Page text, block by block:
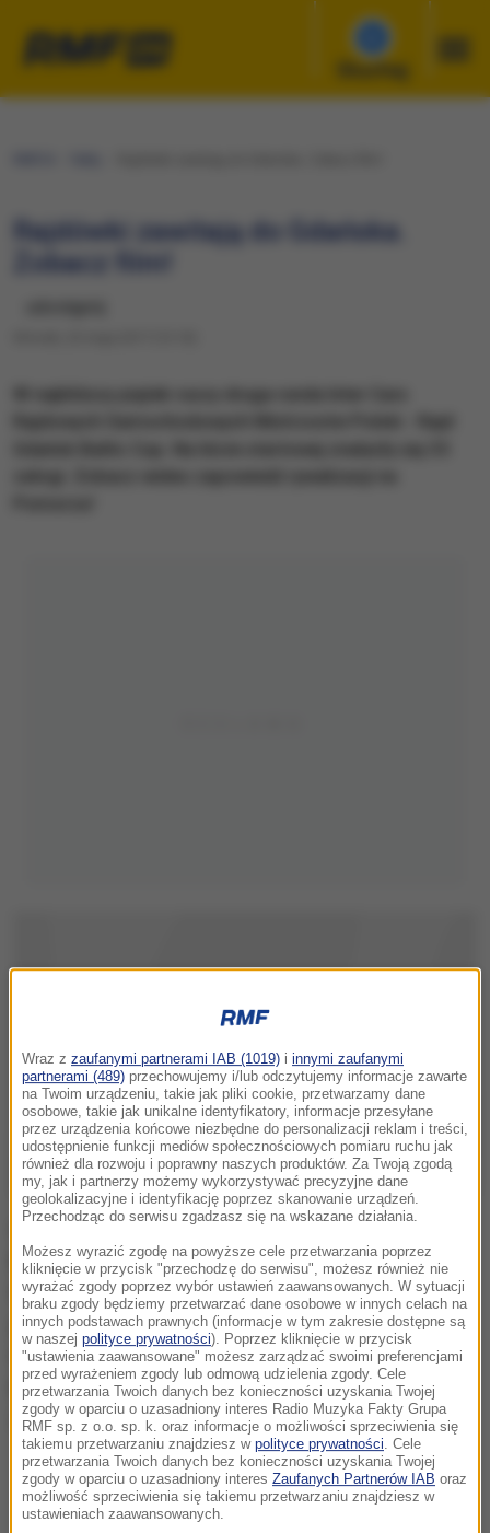
Słuchaj
Rajdówki zawitają do Gdańska.
Zobacz film!
O zwycięstwo w tej imprezie powalczą m.in Bryan
Bouffier, który ma już na koncie 3 mistrzostwa Polski.
W czołówce będzie też na pewno Filip Nivette, który
jest aktualnym liderem klasyfikacji generalnej.
Chrapkę na podium mają również Zbigniew Gabryś i
Marcin Gagacki. A co czeka na kierowców i kibiców?
Zobaczcie film!
Wraz z zaufanymi partnerami IAB (1019) i innymi zaufanymi
partnerami (489) przechowujemy i/lub odczytujemy informacje zawarte
na Twoim urządzeniu, takie jak pliki cookie, przetwarzamy dane
osobowe, takie jak unikalne identyfikatory, informacje przesyłane
przez urządzenia końcowe niezbędne do personalizacji reklam i treści,
udostępnienie funkcji mediów społecznościowych pomiaru ruchu jak
również dla rozwoju i poprawny naszych produktów. Za Twoją zgodą
my, jak i partnerzy możemy wykorzystywać precyzyjne dane
geolokalizacyjne i identyfikację poprzez skanowanie urządzeń.
Przechodząc do serwisu zgadzasz się na wskazane działania.
Możesz wyrazić zgodę na powyższe cele przetwarzania poprzez
kliknięcie w przycisk "przechodzę do serwisu", możesz również nie
wyrażać zgody poprzez wybór ustawień zaawansowanych. W sytuacji
braku zgody będziemy przetwarzać dane osobowe w innych celach na
innych podstawach prawnych (informacje w tym zakresie dostępne są
w naszej polityce prywatności). Poprzez kliknięcie w przycisk
"ustawienia zaawansowane" możesz zarządzać swoimi preferencjami
przed wyrażeniem zgody lub odmową udzielenia zgody. Cele
przetwarzania Twoich danych bez konieczności uzyskania Twojej
zgody w oparciu o uzasadniony interes Radio Muzyka Fakty Grupa
RMF sp. z o.o. sp. k. oraz informacje o możliwości sprzeciwienia się
takiemu przetwarzaniu znajdziesz w polityce prywatności . Cele
przetwarzania Twoich danych bez konieczności uzyskania Twojej
zgody w oparciu o uzasadniony interes Zaufanych Partnerów IAB oraz
możliwość sprzeciwienia się takiemu przetwarzaniu znajdziesz w
ustawieniach zaawansowanych.